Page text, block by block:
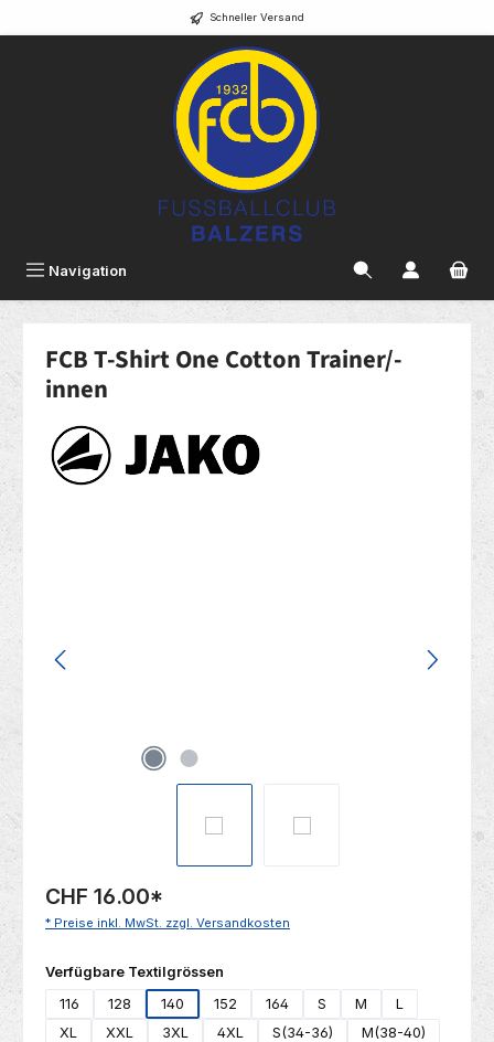
Schneller Versand
Navigation
FCB T-Shirt One Cotton Trainer/-
innen
CHF 16.00*
* Preise inkl. MwSt. zzgl. Versandkosten
Verfügbare Textilgrössen
116
128 140 152 164 S M
L
XL
XXL 3XL 4XL S(34-36)
M(38-40)